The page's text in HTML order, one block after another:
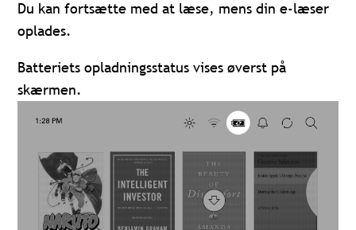
Du kan fortsætte med at læse, mens din e-læser
oplades.
Batteriets opladningsstatus vises øverst på
skærmen.